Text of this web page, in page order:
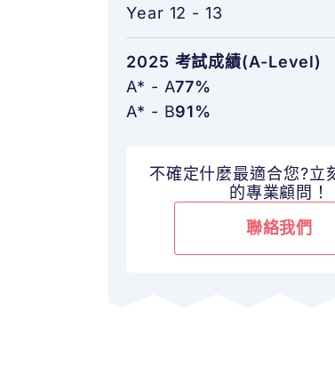
Year 12 - 13
2025 考試成績(A-Level)
A* - A77%
A* - B91%
不確定什麼最適合您?立
的專業顧問！
聯絡我們